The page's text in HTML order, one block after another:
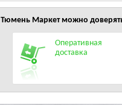
Тюмень Маркетможно
Оперативная
доставка